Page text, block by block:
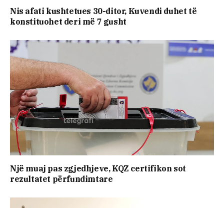
Nis afati kushtetues 30-ditor, Kuvendi duhet të
konstituohet deri më 7 gusht
Një muaj pas zgjedhjeve, KQZ certifikon sot
rezultatet përfundimtare